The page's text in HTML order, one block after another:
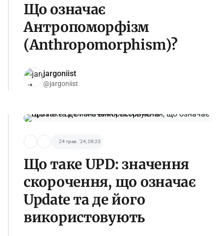
Що означає
Антропоморфізм
(Anthropomorphism)?
jargoniist
@jargoniist
24 трав. '24, 08:23
Що таке UPD: значення
скорочення, що означає
Update та де його
використовують